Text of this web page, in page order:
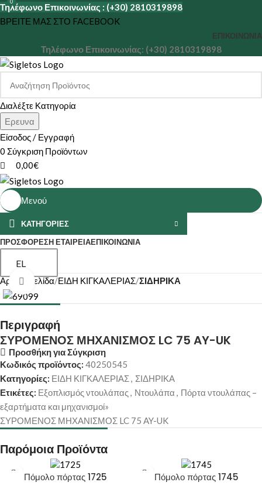
Τηλέφωνο Επικοινωνίας : (+30) 2810319898
ΒΡΕΙΤΕ ΜΑΣ ΣΤΟ FACEBOOK
ΕΠΙΚΟΙΝΩΝΊΑ
Τηλέφωνο Επικοινωνίας: (+30) 2810319898
Διαλέξτε Κατηγορία
Ερευνα
Είσοδος / Εγγραφή
0 Σύγκριση Προϊόντων
0
0,00€
Μενού
ΚΑΤΗΓΟΡΙΕΣ
ΠΡΟΣΦΟΡΕΣΗ ΕΤΑΙΡΕΊΑΕΠΙΚΟΙΝΩΝΊΑ
EL
Αρχική σελίδα ΕΙΔΗ ΚΙΓΚΑΛΕΡΙΑΣ ΣΙΔΗΡΙΚΑ
Κάντε κλικ για μεγέθυνση
Περιγραφή
ΣΥΡΟΜΕΝΟΣ ΜΗΧΑΝΙΣΜΟΣ LC 75 AY-UK
Προσθήκη για Σύγκριση
Κωδικός προϊόντος: 40250545
Κατηγορίες: ΕΙΔΗ ΚΙΓΚΑΛΕΡΙΑΣ, ΣΙΔΗΡΙΚΑ
Ετικέτες: Εξοπλισμός ντουλάπας, Ντουλάπα , Πόρτα ντουλάπας –
εξαρτήματα και μηχανισμοί»
ΣΥΡΟΜΕΝΟΣ ΜΗΧΑΝΙΣΜΟΣ LC 75 AY-UK
Παρόμοια Προϊόντα
Πόμολο πόρτας 1725 Πόμολο πόρτας 1745